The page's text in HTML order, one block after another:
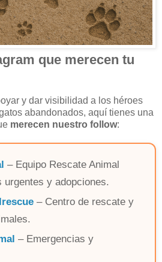
que merecen tu
y dar visibilidad a los héroes
abandonados, aquí tienes una
merecen nuestro follow:
– Equipo Rescate Animal
urgentes y adopciones.
– Centro de rescate y
– Emergencias y